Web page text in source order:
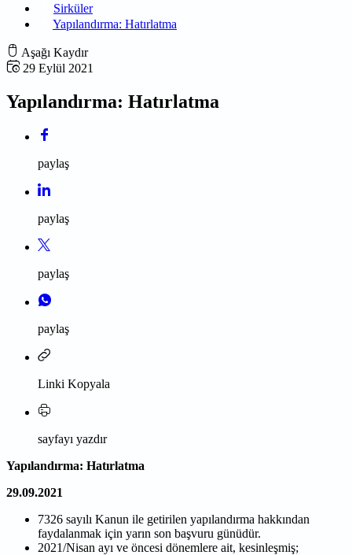
Sirküler
Yapılandırma: Hatırlatma
Aşağı Kaydır
29 Eylül 2021
Yapılandırma: Hatırlatma
paylaş
paylaş
paylaş
paylaş
Linki Kopyala
sayfayı yazdır
Yapılandırma: Hatırlatma
29.09.2021
7326 sayılı Kanun ile getirilen yapılandırma hakkından
faydalanmak için yarın son başvuru günüdür.
2021/Nisan ayı ve öncesi dönemlere ait, kesinleşmiş;